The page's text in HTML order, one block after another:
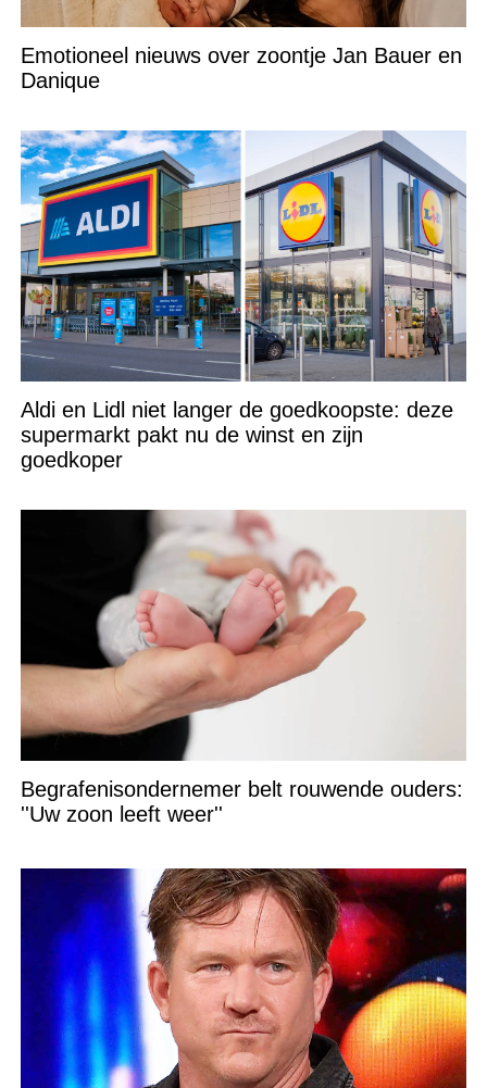
Emotioneel nieuws over zoontje Jan Bauer en
Danique
Aldi en Lidl niet langer de goedkoopste: deze
supermarkt pakt nu de winst en zijn
goedkoper
Begrafenisondernemer belt rouwende ouders:
''Uw zoon leeft weer''